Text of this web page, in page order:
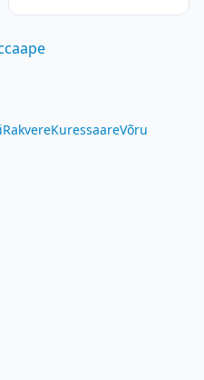
RakvereKuressaareVõru